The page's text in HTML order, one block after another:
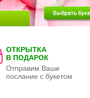
ОТКРЫТКА
В ПОДАРОК
Отправим Ваше
послание с букетом